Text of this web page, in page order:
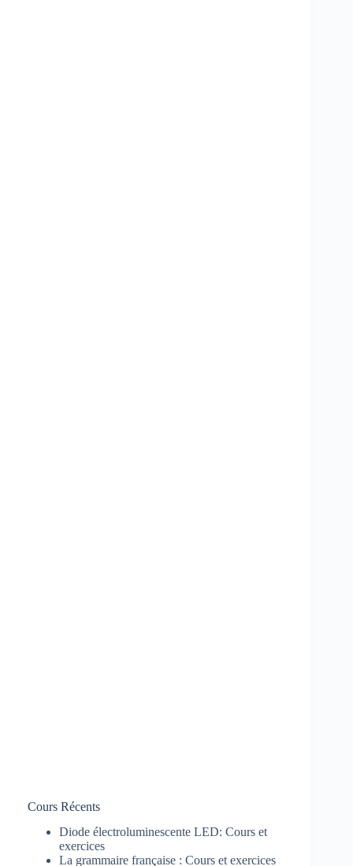
Cours Récents
Diode électroluminescente LED: Cours et
exercices
La grammaire française : Cours et exercices